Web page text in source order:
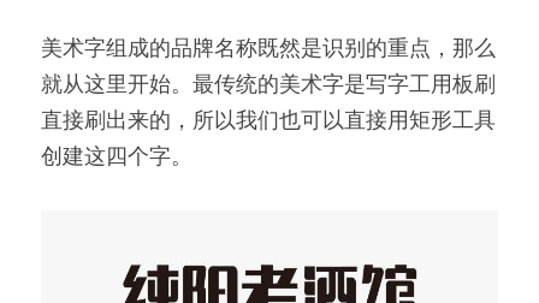
美术字组成的品牌名称既然是识别的重点，那么
就从这里开始。最传统的美术字是写字工用板刷
直接刷出来的，所以我们也可以直接用矩形工具
创建这四个字。